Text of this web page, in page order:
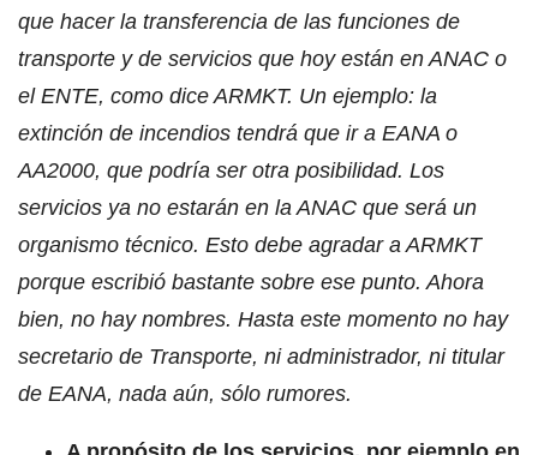
que hacer la transferencia de las funciones de
transporte y de servicios que hoy están en ANAC o
el ENTE, como dice ARMKT. Un ejemplo: la
extinción de incendios tendrá que ir a EANA o
AA2000, que podría ser otra posibilidad. Los
servicios ya no estarán en la ANAC que será un
organismo técnico. Esto debe agradar a ARMKT
porque escribió bastante sobre ese punto. Ahora
bien, no hay nombres. Hasta este momento no hay
secretario de Transporte, ni administrador, ni titular
de EANA, nada aún, sólo rumores.